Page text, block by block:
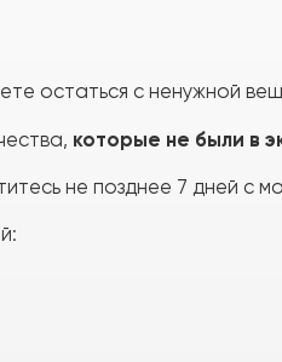
остаться с ненужной
которые не были в
не позднее 7 дней с